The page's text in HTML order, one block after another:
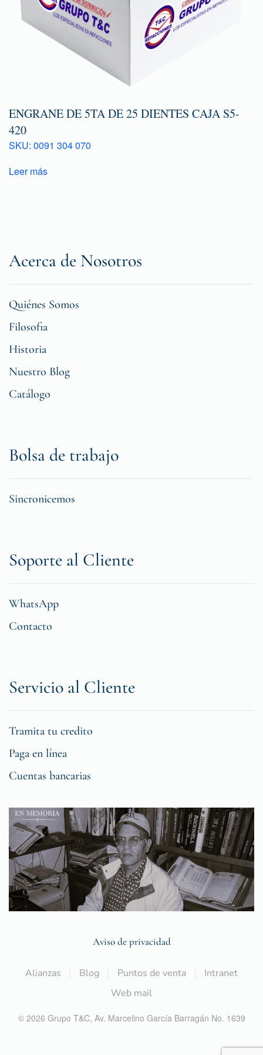
ENGRANE DE 5TA DE 25 DIENTES CAJA S5-
420
SKU: 0091 304 070
Leer más
Acerca de Nosotros
Quiénes Somos
Filosofia
Historia
Nuestro Blog
Catálogo
Bolsa de trabajo
Sincronicemos
Soporte al Cliente
WhatsApp
Contacto
Servicio al Cliente
Tramita tu credito
Paga en línea
Cuentas bancarias
Aviso de privacidad
Alianzas Blog Puntos de venta
Intranet
Web mail
© 2026 Grupo T&C, Av. Marcelino García Barragán No. 1639